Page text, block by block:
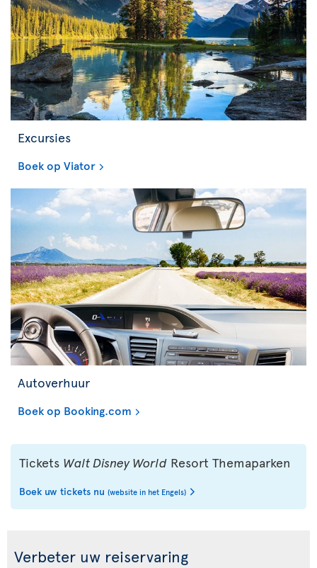
Excursies
Boek op Viator
Autoverhuur
Boek op Booking.com
Tickets Walt Disney World Resort Themaparken
Boek uw tickets nu (website in het Engels)
Verbeter uw reiservaring